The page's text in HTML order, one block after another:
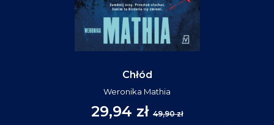
Chłód
Weronika Mathia
29,94 zł 49,90 zł